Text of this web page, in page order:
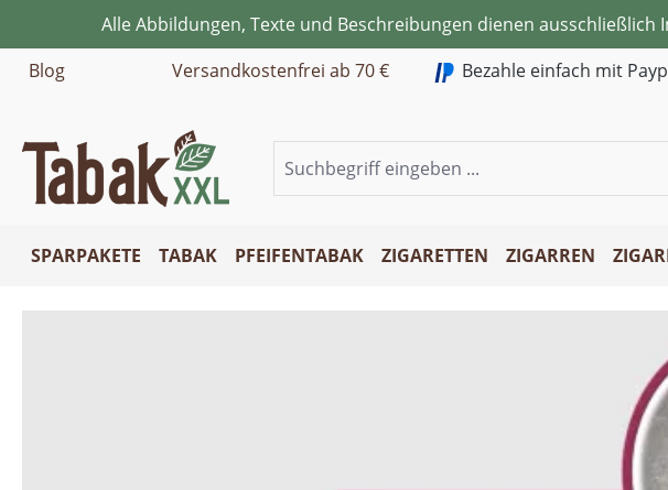
Hauptinhalt springen
Zur Suche springen
Zur Hauptnavigation springen
Alle Abbildungen, Texte und Beschreibungen dienen
Blog
Versandkostenfrei ab 70 € Bezahle einfach mit
SPARPAKETE TABAK PFEIFENTABAK ZIGARETTEN ZIGARREN